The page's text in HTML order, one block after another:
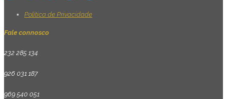
Política de Privacidade
Fale connosco
232 285 134
926 031 187
969 540 051